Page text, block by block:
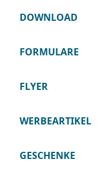
DOWNLOAD
FORMULARE
FLYER
WERBEARTIKEL
GESCHENKE